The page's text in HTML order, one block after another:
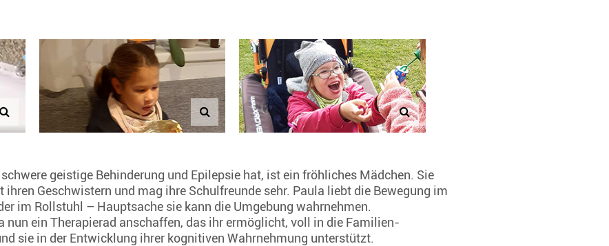
geistige Behinderung und Epilepsie hat, ist ein fröhliches Mädchen. Sie
ihren Geschwistern und mag ihre Schulfreunde sehr. Paula liebt die Bewegung im
im Rollstuhl – Hauptsache sie kann die Umgebung wahrnehmen.
nun ein Therapierad anschaffen, das ihr ermöglicht, voll in die Familien-
sie in der Entwicklung ihrer kognitiven Wahrnehmung unterstützt.